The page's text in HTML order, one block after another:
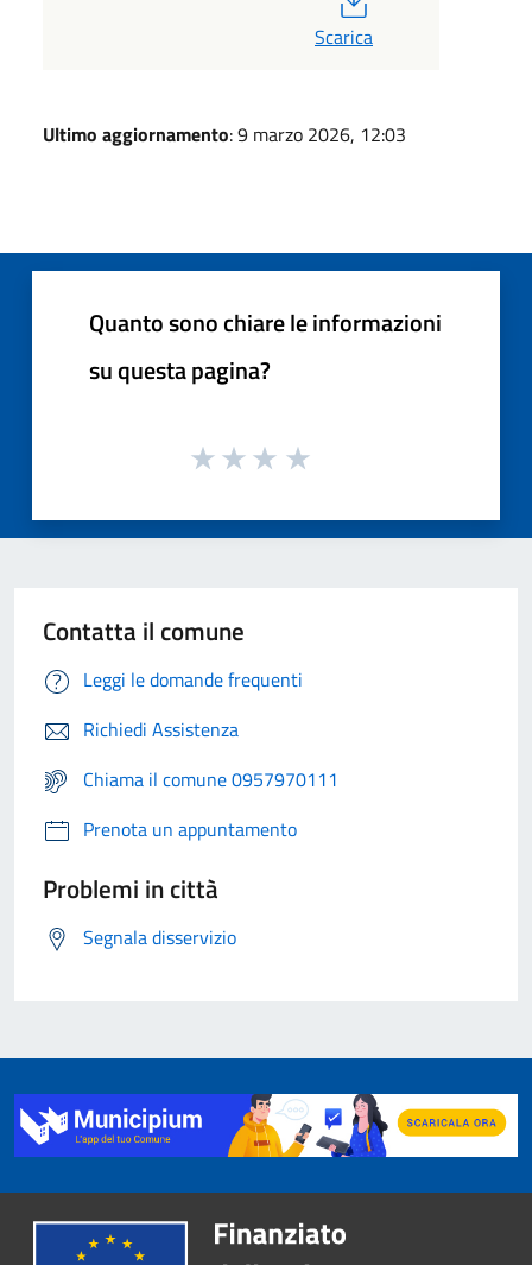
Scarica
Ultimo aggiornamento: 9 marzo 2026, 12:03
Quanto sono chiare le informazioni
su questa pagina?
Contatta il comune
Leggi le domande frequenti
Richiedi Assistenza
Chiama il comune 0957970111
Prenota un appuntamento
Problemi in città
Segnala disservizio